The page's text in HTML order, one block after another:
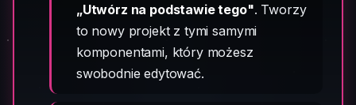
„Utwórz na podstawie tego". Tworzy
to nowy projekt z tymi samymi
komponentami, który możesz
swobodnie edytować.